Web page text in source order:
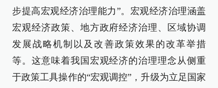
步提高宏观经济治理能力”。宏观经济治理涵盖
宏观经济政策、地方政府经济治理、区域协调
发展战略机制以及改善政策效果的改革举措
等。这意味着我国宏观经济的治理理念从侧重
于政策工具操作的“宏观调控”，升级为立足国家